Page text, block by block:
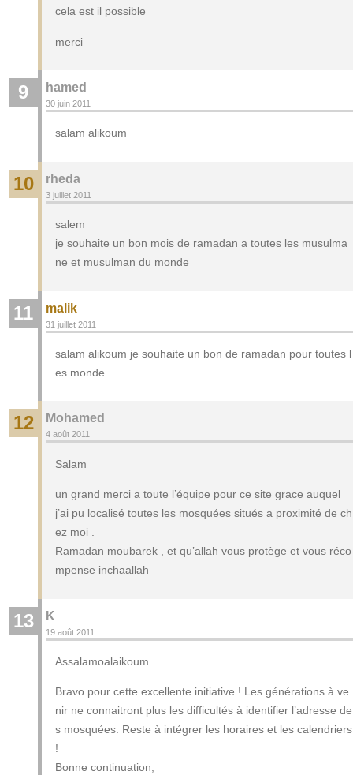
cela est il possible
merci
9 hamed
30 juin 2011
salam alikoum
10 rheda
3 juillet 2011
salem
je souhaite un bon mois de ramadan a toutes les musulma
ne et musulman du monde
11 malik
31 juillet 2011
salam alikoum je souhaite un bon de ramadan pour toutes l
es monde
12 Mohamed
4 août 2011
Salam
un grand merci a toute l’équipe pour ce site grace auquel
j’ai pu localisé toutes les mosquées situés a proximité de ch
ez moi .
Ramadan moubarek , et qu’allah vous protège et vous réco
mpense inchaallah
13 K
19 août 2011
Assalamoalaikoum
Bravo pour cette excellente initiative ! Les générations à ve
nir ne connaitront plus les difficultés à identifier l’adresse de
s mosquées. Reste à intégrer les horaires et les calendriers
!
Bonne continuation,